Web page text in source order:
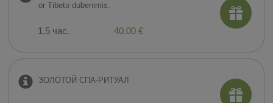
or Tibeto dubenimis.
1.5 час. 40.00 €
ЗОЛОТОЙ СПА-РИТУАЛ